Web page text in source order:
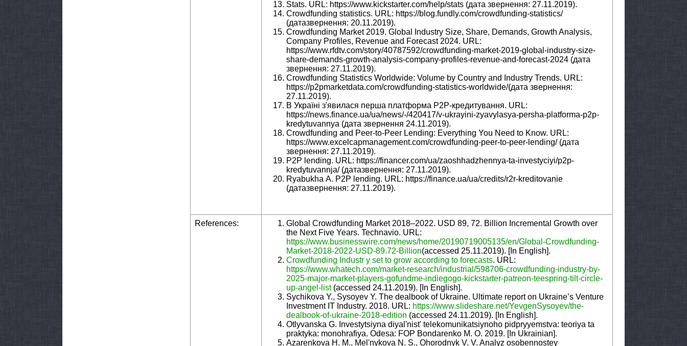
Stats. URL: https://www.kickstarter.com/help/stats (дата звернення: 27.11.2019).
Crowdfunding statistics. URL: https://blog.fundly.com/crowdfunding-statistics/
(датазвернення: 20.11.2019).
Crowdfunding Market 2019. Global Industry Size, Share, Demands, Growth Analysis,
Company Profiles, Revenue and Forecast 2024. URL:
https://www.rfdtv.com/story/40787592/crowdfunding-market-2019-global-industry-size-
share-demands-growth-analysis-company-profiles-revenue-and-forecast-2024 (дата
звернення: 27.11.2019).
Crowdfunding Statistics Worldwide: Volume by Country and Industry Trends. URL:
https://p2pmarketdata.com/crowdfunding-statistics-worldwide/(дата звернення:
27.11.2019).
В Україні з'явилася перша платформа P2P-кредитування. URL:
https://news.finance.ua/ua/news/-/420417/v-ukrayini-zyavylasya-persha-platforma-p2p-
kredytuvannya (дата звернення 24.11.2019).
Crowdfunding and Peer-to-Peer Lending: Everything You Need to Know. URL:
https://www.excelcapmanagement.com/crowdfunding-peer-to-peer-lending/ (дата
звернення: 27.11.2019).
P2P lending. URL: https://financer.com/ua/zaoshhadzhennya-ta-investyciyi/p2p-
kredytuvannja/ (датазвернення: 27.11.2019).
Ryabukha A. P2P lending. URL: https://finance.ua/ua/credits/r2r-kreditovanie
(датазвернення: 27.11.2019).
References:
Global Crowdfunding Market 2018–2022. USD 89, 72. Billion Incremental Growth over
the Next Five Years. Technavio. URL:
https://www.businesswire.com/news/home/20190719005135/en/Global-Crowdfunding-
Market-2018-2022-USD-89.72-Billion(accessed 25.11.2019). [In English].
Crowdfunding Industr y set to grow according to forecasts. URL:
https://www.whatech.com/market-research/industrial/598706-crowdfunding-industry-by-
2025-major-market-players-gofundme-indiegogo-kickstarter-patreon-teespring-tilt-circle-
up-angel-list(accessed 24.11.2019). [In English].
Sychikova Y., Sysoyev Y. The dealbook of Ukraine. Ultimate report on Ukraine’s Venture
Investment IT Industry. 2018. URL: https://www.slideshare.net/YevgenSysoyev/the-
dealbook-of-ukraine-2018-edition (accessed 24.11.2019). [In English].
Otlyvanska G. Investytsiyna diyal'nist' telekomunikatsiynoho pidpryyemstva: teoriya ta
praktyka: monohrafiya. Odesa: FOP Bondarenko M. O. 2019. [In Ukrainian].
Azarenkova H. M., Mel'nykova N. S., Ohorodnyk V. V. Analyz osobennostey